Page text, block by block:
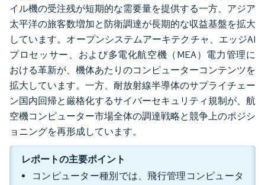
イル機の受注残が短期的な需要量を提供する一方、アジア
太平洋の旅客数増加と防衛調達が長期的な収益基盤を拡大
しています。オープンシステムアーキテクチャ、エッジAI
プロセッサー、および多電化航空機（MEA）電力管理に
おける革新が、機体あたりのコンピューターコンテンツを
拡大しています。一方、耐放射線半導体のサプライチェー
ン国内回帰と厳格化するサイバーセキュリティ規制が、航
空機コンピューター市場全体の調達戦略と競争上のポジシ
ョニングを再形成しています。
レポートの主要ポイント
コンピューター種別では、飛行管理コンピュータ